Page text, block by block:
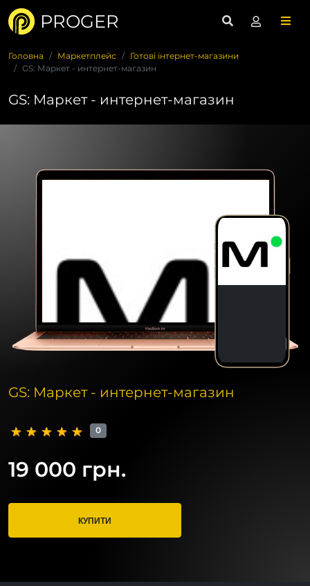
PROGER
Головна Маркетплейс
Готові інтернет-магазини
GS: Маркет - интернет-магазин
GS: Маркет - интернет-магазин
GS: Маркет - интернет-магазин
0
19 000 грн.
КУПИТИ